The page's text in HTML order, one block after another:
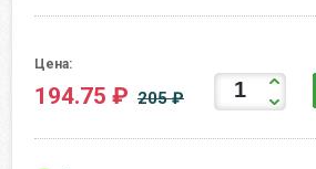
Цена:
194.75 ₽ 205 ₽